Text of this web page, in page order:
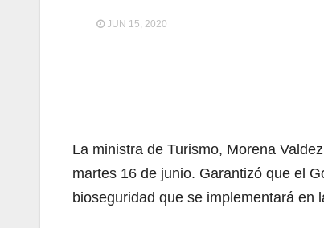
JUN 15, 2020
La ministra de Turismo, Morena
martes 16 de junio. Garantizó que el
bioseguridad que se implementará en